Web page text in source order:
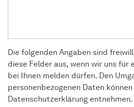
Die folgenden Angaben sind
diese Felder aus, wenn wir uns für
bei Ihnen melden dürfen. Den
personenbezogenen Daten
Datenschutzerklärung entnehmen.